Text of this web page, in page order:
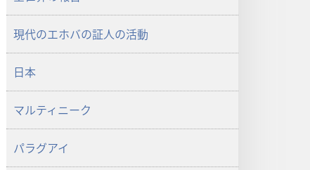
1998
エ
バ
証
現代のエホバの証人の活動
日本
マルティニーク
パラグアイ